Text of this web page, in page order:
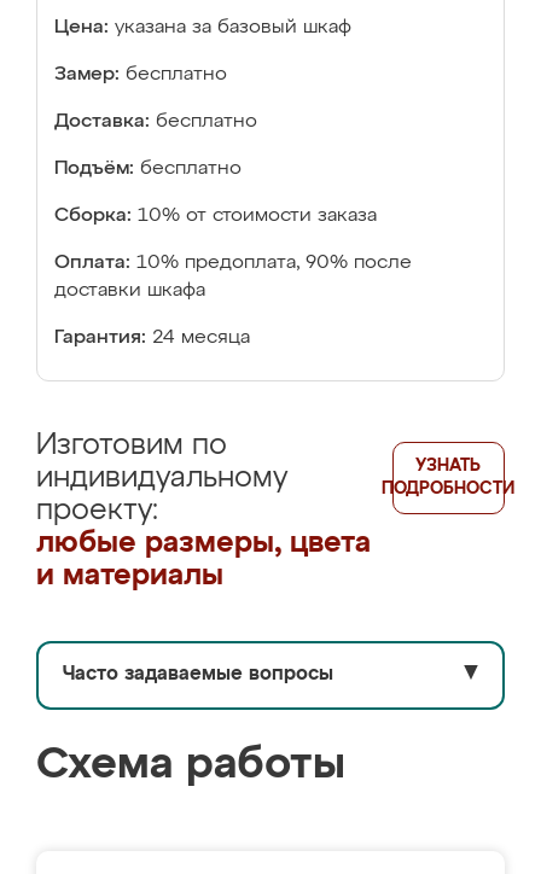
Цена: указана за базовый шкаф
Замер: бесплатно
Доставка: бесплатно
Подъём: бесплатно
Сборка: 10% от стоимости заказа
Оплата: 10% предоплата, 90% после
доставки шкафа
Гарантия: 24 месяца
Изготовим по
индивидуальному
проекту:
любые размеры, цвета
и материалы
УЗНАТЬ
ПОДРОБНОСТИ
Часто задаваемые вопросы ▼
Схема работы